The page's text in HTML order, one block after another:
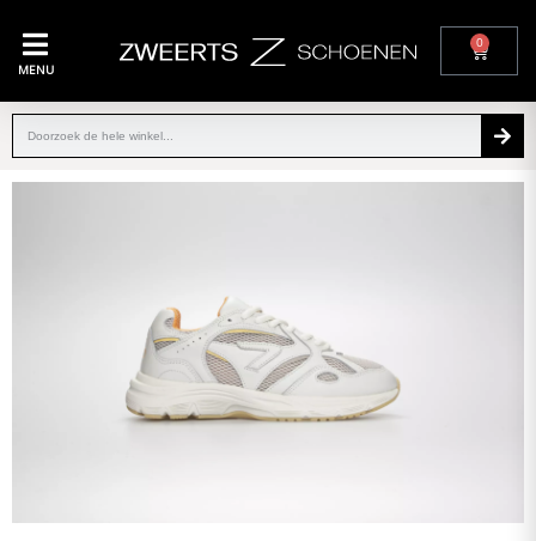
MENU
0